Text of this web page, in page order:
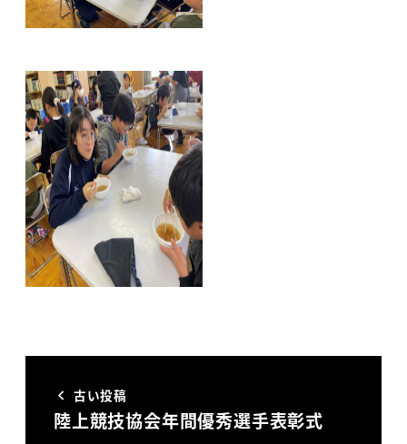
古い投稿
陸上競技協会年間優秀選手表彰式